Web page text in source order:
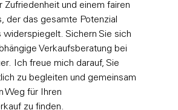
Zufriedenheit und einem fairen
der das gesamte Potenzial
widerspiegelt. Sichern Sie sich
Verkaufsberatung bei
. Ich freue mich darauf, Sie
zu begleiten und gemeinsam
Weg für Ihren
zu finden.